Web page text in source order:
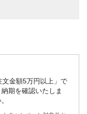
文金額5万円以上」で
期を確認いたしま